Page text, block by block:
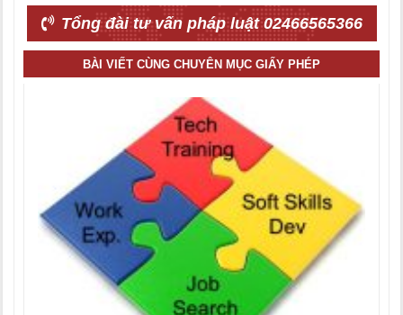
Tổng đài tư vấn pháp luật 02466565366
BÀI VIẾT CÙNG CHUYÊN MỤC GIẤY PHÉP